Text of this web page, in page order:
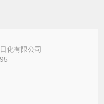
化有限公司